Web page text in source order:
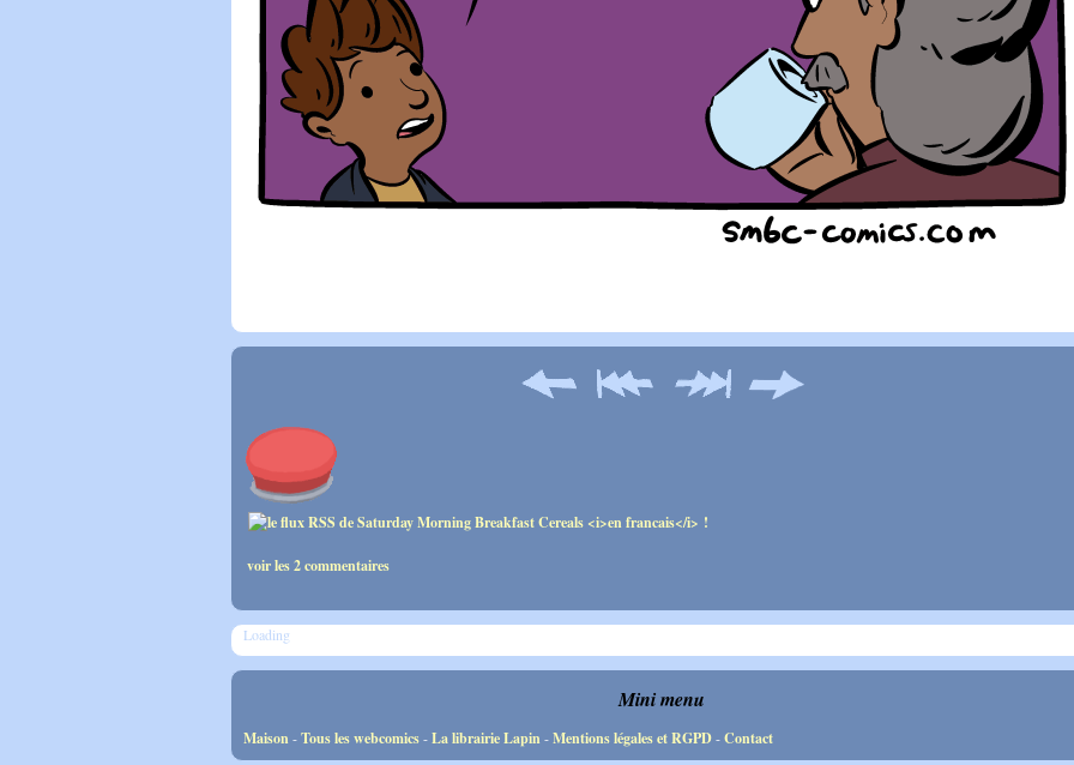
voir les 2 commentaires
Loading
Mini menu
Maison-Tous les webcomics-La librairie Lapin-Mentions légales et RGPD-Contact